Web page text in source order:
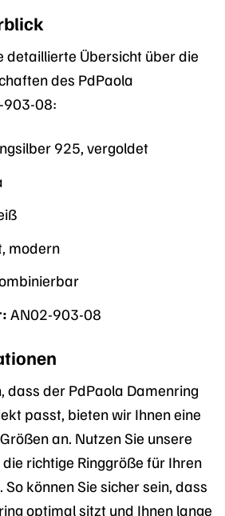
detaillierte Übersicht über die
des PdPaola
903-08:
925, vergoldet
modern
AN02-903-08
dass der PdPaola Damenring
passt, bieten wir Ihnen eine
an. Nutzen Sie unsere
richtige Ringgröße für Ihren
können Sie sicher sein, dass
optimal sitzt und Ihnen lange